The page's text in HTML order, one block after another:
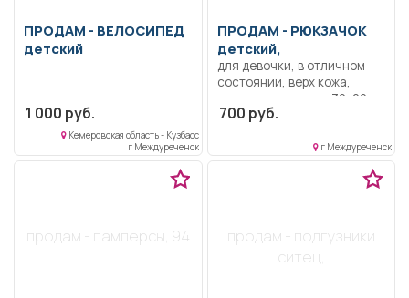
ПРОДАМ - ВЕЛОСИПЕД
детский
1 000 руб.
Кемеровская область - Кузбасс
г Междуреченск
ПРОДАМ - РЮКЗАЧОК
детский,
для девочки, в отличном
состоянии, верх кожа,
подклад ткань, р-р 30х22
см.
700 руб.
г Междуреченск
продам - памперсы, 94
продам - подгузники
ситец,